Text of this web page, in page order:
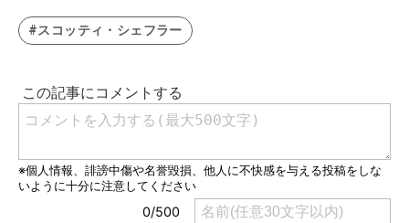
#スコッティ・シェフラー